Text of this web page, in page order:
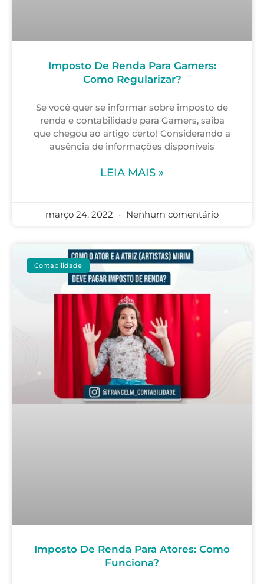
Imposto De Renda Para Gamers:
Como Regularizar?
Se você quer se informar sobre imposto de
renda e contabilidade para Gamers, saiba
que chegou ao artigo certo! Considerando a
ausência de informações disponíveis
LEIA MAIS »
março 24, 2022 Nenhum comentário
Contabilidade
Imposto De Renda Para Atores: Como
Funciona?